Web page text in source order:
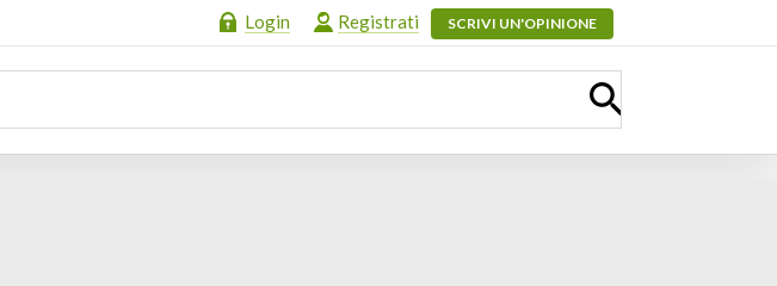
Login Registrati SCRIVI UN'OPINIONE